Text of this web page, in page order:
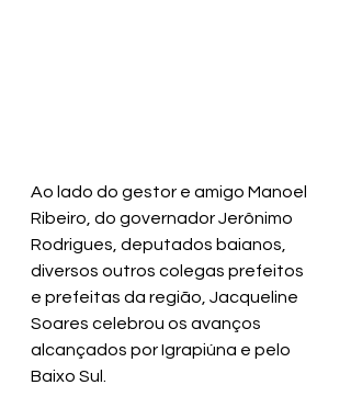
Ao lado do gestor e amigo Manoel
Ribeiro, do governador Jerônimo
Rodrigues, deputados baianos,
diversos outros colegas prefeitos
e prefeitas da região, Jacqueline
Soares celebrou os avanços
alcançados por Igrapiúna e pelo
Baixo Sul.